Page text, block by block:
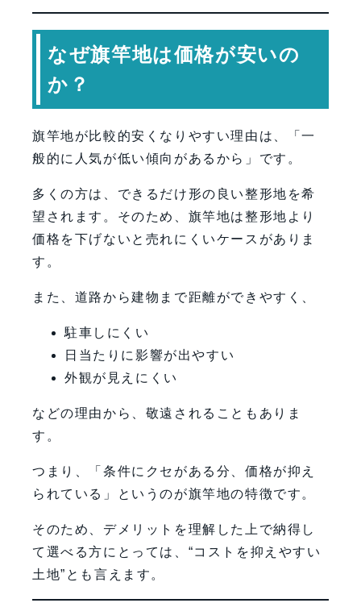
なぜ旗竿地は価格が安いの
か？
旗竿地が比較的安くなりやすい理由は、「一
般的に人気が低い傾向があるから」です。
多くの方は、できるだけ形の良い整形地を希
望されます。そのため、旗竿地は整形地より
価格を下げないと売れにくいケースがありま
す。
また、道路から建物まで距離ができやすく、
駐車しにくい
日当たりに影響が出やすい
外観が見えにくい
などの理由から、敬遠されることもありま
す。
つまり、「条件にクセがある分、価格が抑え
られている」というのが旗竿地の特徴です。
そのため、デメリットを理解した上で納得し
て選べる方にとっては、“コストを抑えやすい
土地”とも言えます。